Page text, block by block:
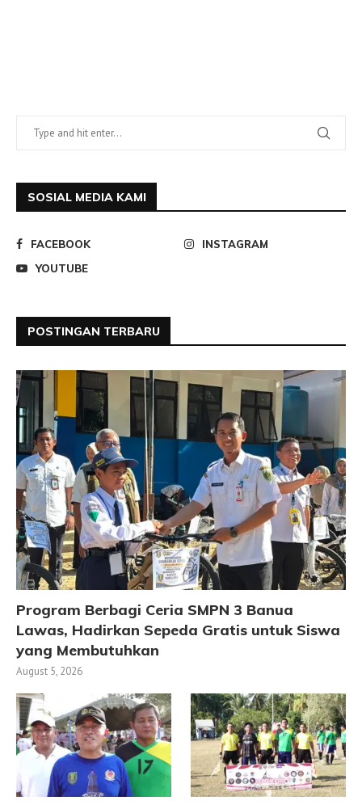
SOSIAL MEDIA KAMI
FACEBOOK
INSTAGRAM
YOUTUBE
POSTINGAN TERBARU
Program Berbagi Ceria SMPN 3 Banua
Lawas, Hadirkan Sepeda Gratis untuk Siswa
yang Membutuhkan
August 5, 2026